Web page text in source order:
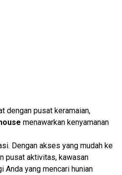
dengan pusat keramaian,
menawarkan kenyamanan
Dengan akses yang mudah ke
pusat aktivitas, kawasan
Anda yang mencari hunian